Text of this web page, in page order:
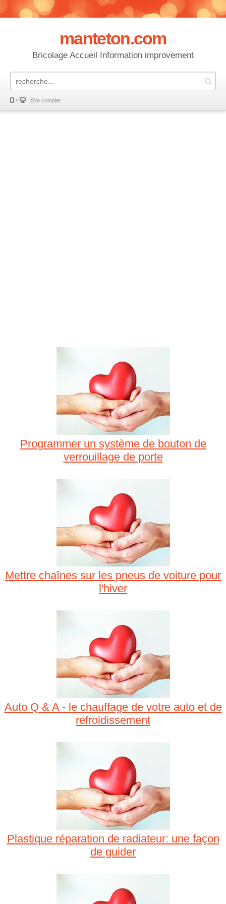
manteton.com
Bricolage Accueil Information improvement
Site complet
Programmer un système de bouton de
verrouillage de porte
Mettre chaînes sur les pneus de voiture pour
l'hiver
Auto Q & A - le chauffage de votre auto et de
refroidissement
Plastique réparation de radiateur: une façon
de guider